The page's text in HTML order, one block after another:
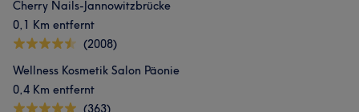
Cherry Nails-Jannowitzbrücke
0,1 Km entfernt
(2008)
Wellness Kosmetik Salon Päonie
0,4 Km entfernt
(363)